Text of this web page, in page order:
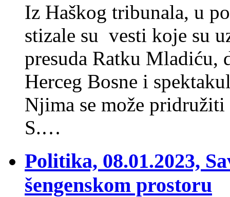
Iz Haškog tribunala, u
stizale su vesti koje su
presuda Ratku Mladiću,
Herceg Bosne i
Njima se može
S.…
Politika, 08.01.2023,
šengenskom prostoru